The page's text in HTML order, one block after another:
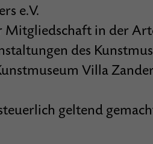
e.V.
Mitgliedschaft in der
des
Villa
geltend